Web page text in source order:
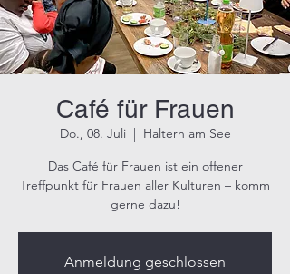
Café für Frauen
Do., 08. Juli
  |
Haltern am See
Das Café für Frauen ist ein offener
Treffpunkt für Frauen aller Kulturen – komm
gerne dazu!​
Anmeldung geschlossen